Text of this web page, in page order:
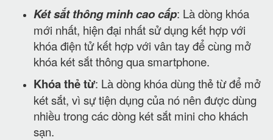
Két sắt thông minh cao cấp: Là dòng khóa
mới nhất, hiện đại nhất sử dụng kết hợp với
khóa điện tử kết hợp với vân tay để cùng mở
khóa két sắt thông qua smartphone.
Khóa thẻ từ: Là dòng khóa dùng thẻ từ để mở
két sắt, vì sự tiện dụng của nó nên được dùng
nhiều trong các dòng két sắt mini cho khách
sạn.